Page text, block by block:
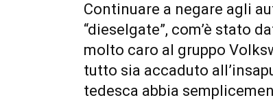
Continuare a negare agli
“dieselgate”, com’è stato
molto caro al gruppo
tutto sia accaduto
tedesca abbia